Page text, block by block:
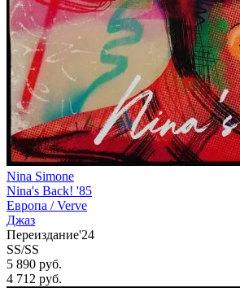
Nina Simone
Nina's Back! '85
Европа /Verve
Джаз
Переиздание'24
SS/SS
5 890 руб.
4 712 руб.